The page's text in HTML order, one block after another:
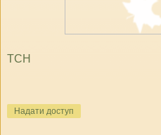
ТСН
Надати доступ